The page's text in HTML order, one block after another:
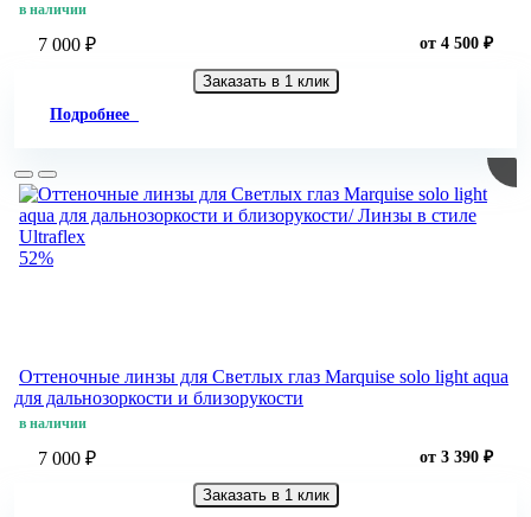
в наличии
7 000 ₽ от 4 500 ₽
Заказать в 1 клик
Подробнее
52%
Оттеночные линзы для Светлых глаз Marquise solo light aqua
для дальнозоркости и близорукости
в наличии
7 000 ₽ от 3 390 ₽
Заказать в 1 клик